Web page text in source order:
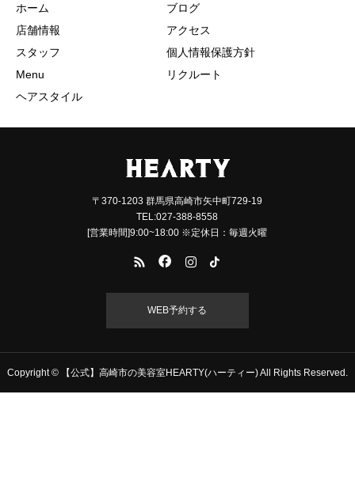
ホーム
店舗情報
スタッフ
Menu
ヘアスタイル
ブログ
アクセス
個人情報保護方針
リクルート
〒370-1203 群馬県高崎市矢中町729-19
TEL:027-388-8558
[営業時間]9:00~18:00 ※定休日：毎週火曜
WEB予約する
Copyright © 【公式】高崎市の美容室HEARTY(ハーティー) All Rights Reserved.